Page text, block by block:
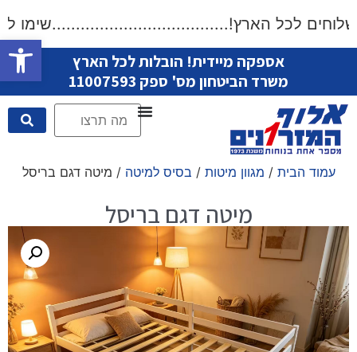
פתח
לכל הארץ!.....................................שימו
אספקה מיידית! הובלות לכל הארץ
משרד הביטחון מס' ספק 11007593
עמוד הבית / מגוון מיטות / בסיס למיטה / מיטה דגם בריסל
מיטה דגם בריסל